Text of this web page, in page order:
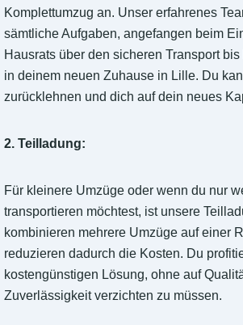
Komplettumzug an. Unser erfahrenes
sämtliche Aufgaben, angefangen beim
Hausrats über den sicheren Transport
in deinem neuen Zuhause in Lille. Du
zurücklehnen und dich auf dein neues
2. Teilladung:
Für kleinere Umzüge oder wenn du nur
transportieren möchtest, ist unsere
kombinieren mehrere Umzüge auf einer
reduzieren dadurch die Kosten. Du
kostengünstigen Lösung, ohne auf
Zuverlässigkeit verzichten zu müssen.